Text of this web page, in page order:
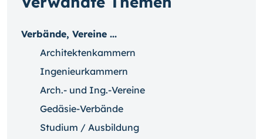
Verbände, Vereine ...
Architektenkammern
Ingenieurkammern
Arch.- und Ing.-Vereine
Gedäsie-Verbände
Studium / Ausbildung